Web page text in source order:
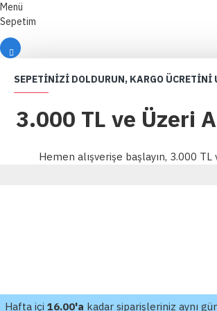
Menü
Sepetim
SEPETINIZI DOLDURUN, KARGO ÜCRETINI
3.000 TL ve Üzeri
Hemen alışverişe başlayın, 3.000
Hafta içi 16.00'a kadar siparişleriniz aynı